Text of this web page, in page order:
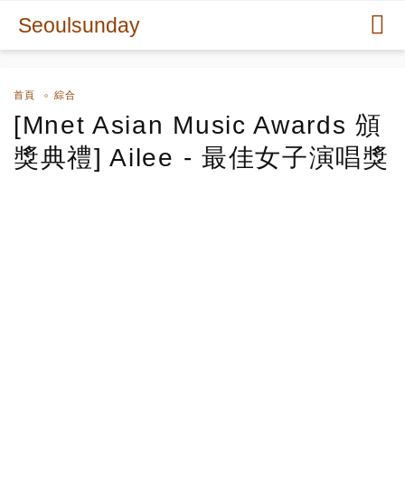
Seoulsunday
首頁 綜合
[Mnet Asian Music Awards 頒
獎典禮] Ailee - 最佳女子演唱獎